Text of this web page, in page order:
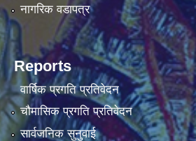
नागरिक वडापत्र
Reports
वार्षिक प्रगति प्रतिवेदन
चौमासिक प्रगति प्रतिवेदन
सार्वजनिक सुनुवाई